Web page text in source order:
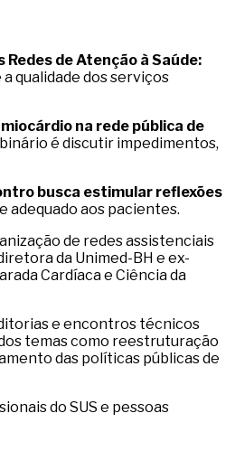
de Atenção à Saúde:
qualidade dos serviços
na rede pública de
é discutir impedimentos,
busca estimular reflexões
adequado aos pacientes.
de redes assistenciais
da Unimed-BH e ex-
Cardíaca e Ciência da
e encontros técnicos
temas como reestruturação
das políticas públicas de
do SUS e pessoas